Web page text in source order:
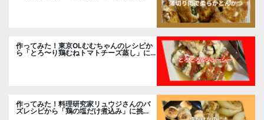
作ってみた！東京OLむむちゃんのレシピか
ら「とろ〜り鶏むねトマトチーズ蒸し」に
作ってみた！料理研究家リュウジさんのバ
ズレシピから「鶏の塩だけ煮込み」に挑
戦。